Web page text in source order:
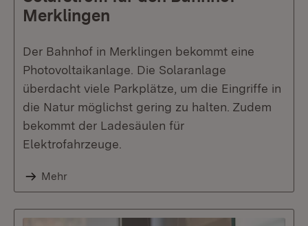
Merklingen
Der Bahnhof in Merklingen bekommt eine
Photovoltaikanlage. Die Solaranlage
überdacht viele Parkplätze, um die Eingriffe in
die Natur möglichst gering zu halten. Zudem
bekommt der Ladesäulen für
Elektrofahrzeuge.
Mehr